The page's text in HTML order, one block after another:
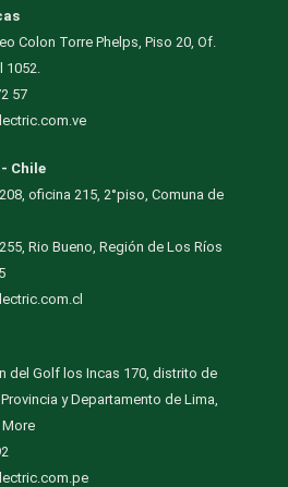
Colon Torre Phelps, Piso 20, Of.
1052.
57
Chile
oficina 215, 2°piso, Comuna de
Rio Bueno, Región de Los Ríos
del Golf los Incas 170, distrito de
y Departamento de Lima,
More